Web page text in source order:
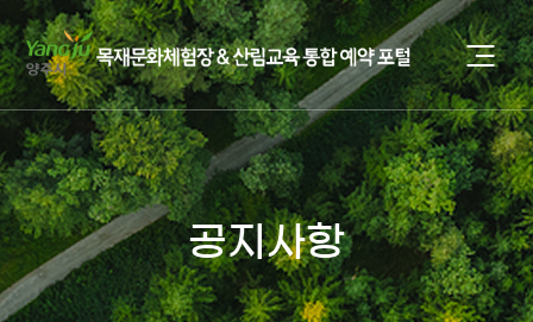
공지사항